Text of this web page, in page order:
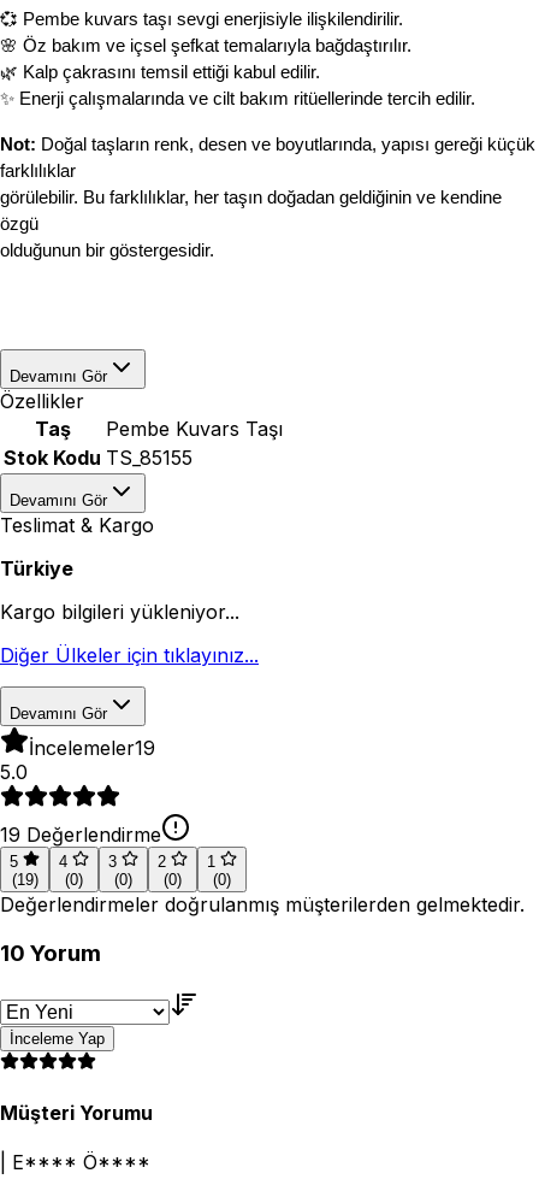
💞 Pembe kuvars taşı sevgi enerjisiyle ilişkilendirilir.
🌸 Öz bakım ve içsel şefkat temalarıyla bağdaştırılır.
🌿 Kalp çakrasını temsil ettiği kabul edilir.
✨ Enerji çalışmalarında ve cilt bakım ritüellerinde tercih edilir.
Not: Doğal taşların renk, desen ve boyutlarında, yapısı gereği küçük
farklılıklar
görülebilir. Bu farklılıklar, her taşın doğadan geldiğinin ve kendine
özgü
olduğunun bir göstergesidir.
Devamını Gör
Özellikler
Taş
Pembe Kuvars Taşı
Stok Kodu TS_85155
Devamını Gör
Teslimat & Kargo
Türkiye
Kargo bilgileri yükleniyor...
Diğer Ülkeler için tıklayınız...
Devamını Gör
İncelemeler19
5.0
19 Değerlendirme
5
(19)
4
(0)
3
(0)
2
(0)
1
(0)
Değerlendirmeler doğrulanmış müşterilerden gelmektedir.
10 Yorum
İnceleme Yap
Müşteri Yorumu
E**** Ö****